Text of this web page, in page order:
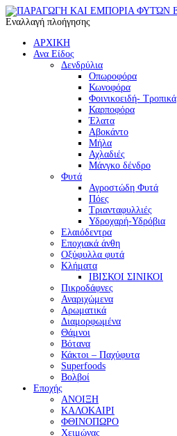
Εναλλαγή πλοήγησης
ΑΡΧΙΚΗ
Ανα Είδος
Δενδρύλια
Οπωροφόρα
Κωνοφόρα
Φοινικοειδή- Τροπικά
Καρποφόρα
Έλατα
Αβοκάντο
Μήλα
Αχλαδιές
Μάνγκο δένδρο
Φυτά
Αγροστώδη Φυτά
Πόες
Τριανταφυλλιές
Υδροχαρή-Υδρόβια
Ελαιόδεντρα
Εποχιακά άνθη
Οξύφυλλα φυτά
Κλήματα
ΙΒΙΣΚΟΙ ΣΙΝΙΚΟΙ
Πικροδάφνες
Αναριχώμενα
Αρωματικά
Διαμορφωμένα
Θάμνοι
Βότανα
Κάκτοι – Παχύφυτα
Superfoods
Βολβοί
Εποχής
ΑΝΟΙΞΗ
ΚΑΛΟΚΑΙΡΙ
ΦΘΙΝΟΠΩΡΟ
Χειμώνας